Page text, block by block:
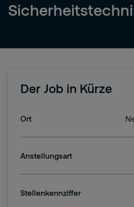
Der Job in Kürze
Ort
Anstellungsart
Stellenkennziffer